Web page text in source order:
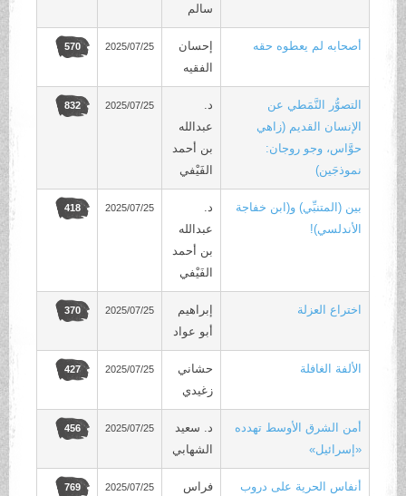
سالم
أصحابه لم يعطوه حقه
إحسان
الفقيه
2025/07/25
570
التصوُّر النَّمَطي عن
الإنسان القديم (زاهي
حوَّاس، وجو روجان:
نموذجَين)
عبدالله
بن أحمد
الفَيْفي
2025/07/25
832
بين (المتنبِّي) و(ابن خفاجة
الأندلسي)!
عبدالله
بن أحمد
الفَيْفي
2025/07/25
418
اختراع العزلة
إبراهيم
أبو عواد
2025/07/25
370
الألفة الغافلة
حشاني
زغيدي
2025/07/25
427
أمن الشرق الأوسط تهدده
«إسرائيل»
د. سعيد
الشهابي
2025/07/25
456
أنفاس الحرية على دروب
فراس
2025/07/25
769